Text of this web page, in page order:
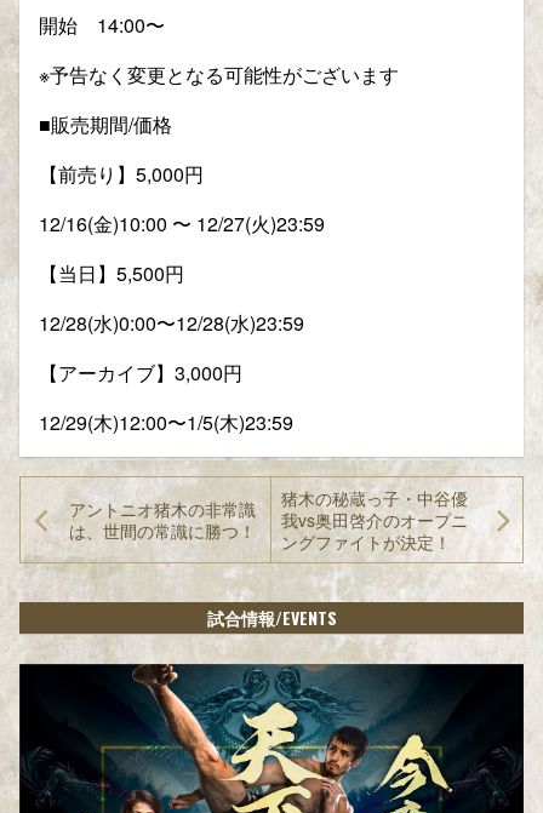
開始 14:00〜
※予告なく変更となる可能性がございます
■販売期間/価格
【前売り】5,000円
12/16(金)10:00 〜 12/27(火)23:59
【当日】5,500円
12/28(水)0:00〜12/28(水)23:59
【アーカイブ】3,000円
12/29(木)12:00〜1/5(木)23:59
アントニオ猪木の非常識
は、世間の常識に勝つ！
猪木の秘蔵っ子・中谷優
我vs奥田啓介のオープニ
ングファイトが決定！
試合情報/EVENTS